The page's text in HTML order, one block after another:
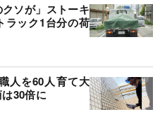
クソが」ストーキ
ラック1台分の荷
人を60人育て大
30倍に